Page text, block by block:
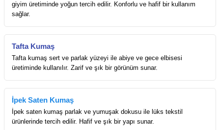
giyim üretiminde yoğun tercih edilir. Konforlu ve hafif bir kullanım
sağlar.
Tafta Kumaş
Tafta kumaş sert ve parlak yüzeyi ile abiye ve gece elbisesi
üretiminde kullanılır. Zarif ve şık bir görünüm sunar.
İpek Saten Kumaş
İpek saten kumaş parlak ve yumuşak dokusu ile lüks tekstil
ürünlerinde tercih edilir. Hafif ve şık bir yapı sunar.